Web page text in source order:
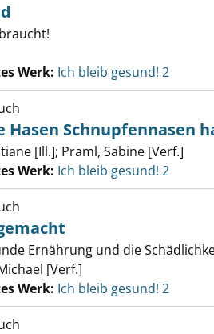
Werk: Ich bleib gesund! 2
Hasen Schnupfennasen
[Ill.]; Praml, Sabine [Verf.]
Werk: Ich bleib gesund! 2
Ernährung und die
[Verf.]
Werk: Ich bleib gesund! 2